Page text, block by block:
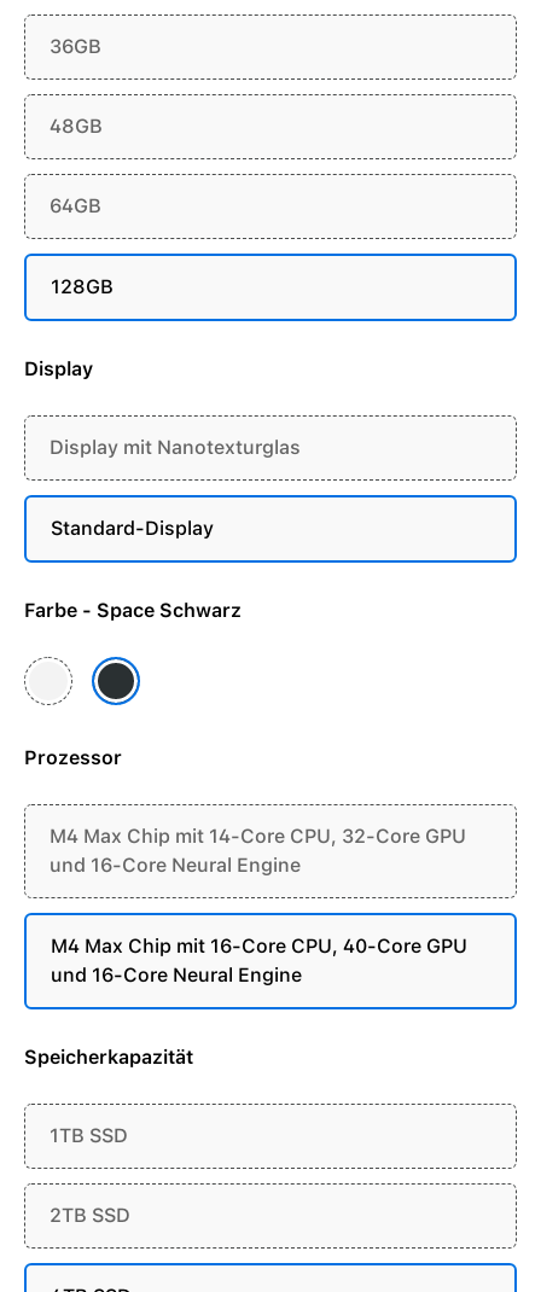
36GB
48GB
64GB
128GB
Display
Display mit Nanotexturglas
Standard-Display
Farbe - Space Schwarz
Silber Space Schwarz
Prozessor
M4 Max Chip mit 14-Core CPU, 32-Core GPU
und 16-Core Neural Engine
M4 Max Chip mit 16-Core CPU, 40-Core GPU
und 16-Core Neural Engine
Speicherkapazität
1TB SSD
2TB SSD